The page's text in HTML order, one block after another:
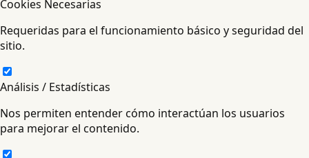
Cookies Necesarias
Requeridas para el funcionamiento básico y seguridad del
sitio.
Análisis / Estadísticas
Nos permiten entender cómo interactúan los usuarios
para mejorar el contenido.